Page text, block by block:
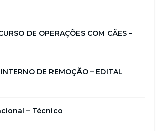
DE OPERAÇÕES COM CÃES –
DE REMOÇÃO – EDITAL
– Técnico